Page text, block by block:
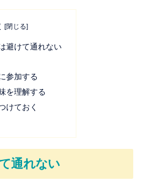
避けて通れない
参加する
を理解する
けておく
通れない